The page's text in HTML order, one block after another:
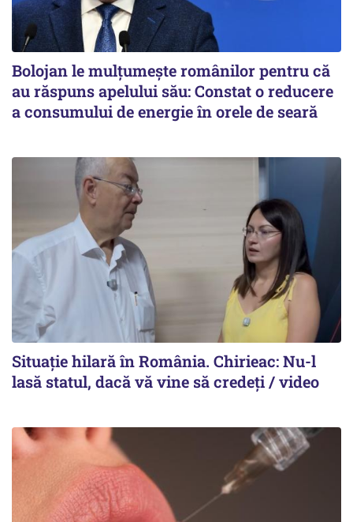
Bolojan le mulțumește românilor pentru că
au răspuns apelului său: Constat o reducere
a consumului de energie în orele de seară
Situație hilară în România. Chirieac: Nu-l
lasă statul, dacă vă vine să credeți / video